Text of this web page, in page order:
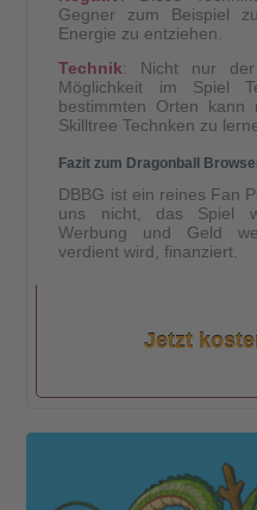
Gegner zum Beispiel
Energie zu entziehen.
Technik: Nicht nur der
Möglichkeit im Spiel
bestimmten Orten kann
Skilltree Technken zu
Fazit zum Dragonball
DBBG ist ein reines Fan
uns nicht, das Spiel
Werbung und Geld
verdient wird, finanziert.
Jetzt